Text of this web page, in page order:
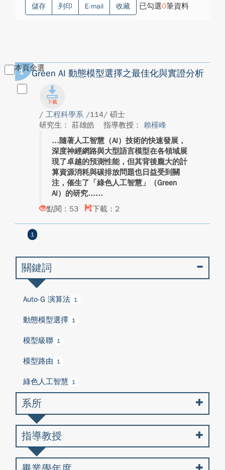
儲存 列印 E-mail 收藏 已勾選0筆資料
本頁全選
1 Green AI 動態模型選擇之最佳化與實證分析
/ 工程科學系 /114/ 碩士
研究生： 莊雄皓
指導教授： 賴槿峰
隨著人工智慧（AI）技術的快速發展，
深度神經網路與大型語言模型在各領域展
現了卓越的預測性能，但其背後龐大的計
算資源消耗與碳排放問題也日益受到關
注，催生了「綠色人工智慧」（Green
AI）的研究...
點閱：53
下載：2
1
關鍵詞
Auto-G 演算法 1
動態模型選擇 1
模型級聯 1
模型路由 1
綠色人工智慧 1
系所
指導教授